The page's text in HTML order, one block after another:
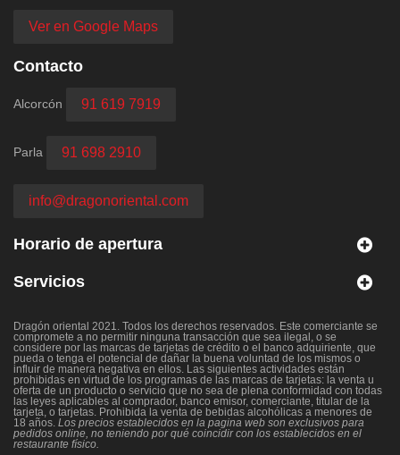
Ver en Google Maps
Contacto
Alcorcón 91 619 7919
Parla 91 698 2910
info@dragonoriental.com
Horario de apertura
Servicios
Dragón oriental 2021. Todos los derechos reservados. Este comerciante se
compromete a no permitir ninguna transacción que sea ilegal, o se
considere por las marcas de tarjetas de crédito o el banco adquiriente, que
pueda o tenga el potencial de dañar la buena voluntad de los mismos o
influir de manera negativa en ellos. Las siguientes actividades están
prohibidas en virtud de los programas de las marcas de tarjetas: la venta u
oferta de un producto o servicio que no sea de plena conformidad con todas
las leyes aplicables al comprador, banco emisor, comerciante, titular de la
tarjeta, o tarjetas. Prohibida la venta de bebidas alcohólicas a menores de
18 años. Los precios establecidos en la pagina web son exclusivos para
pedidos online, no teniendo por qué coincidir con los establecidos en el
restaurante físico.